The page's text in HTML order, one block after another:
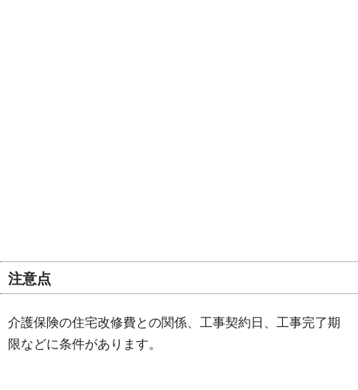
注意点
介護保険の住宅改修費との関係、工事契約日、工事完了期
限などに条件があります。